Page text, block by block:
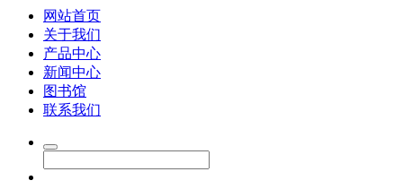
网站首页
关于我们
产品中心
新闻中心
图书馆
联系我们